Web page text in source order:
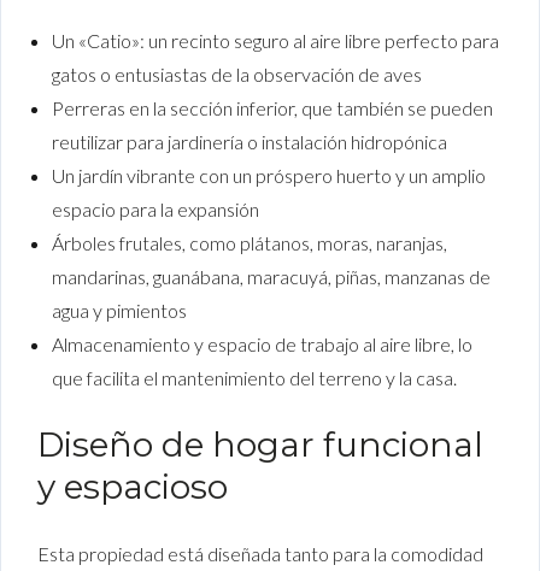
Un «Catio»: un recinto seguro al aire libre perfecto para
gatos o entusiastas de la observación de aves
Perreras en la sección inferior, que también se pueden
reutilizar para jardinería o instalación hidropónica
Un jardín vibrante con un próspero huerto y un amplio
espacio para la expansión
Árboles frutales, como plátanos, moras, naranjas,
mandarinas, guanábana, maracuyá, piñas, manzanas de
agua y pimientos
Almacenamiento y espacio de trabajo al aire libre, lo
que facilita el mantenimiento del terreno y la casa.
Diseño de hogar funcional
y espacioso
Esta propiedad está diseñada tanto para la comodidad